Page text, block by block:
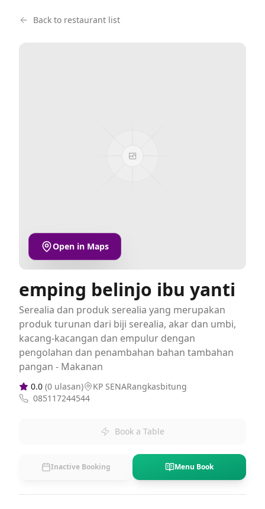
Back to restaurant list
Open in Maps
emping belinjo ibu yanti
Serealia dan produk serealia yang merupakan
produk turunan dari biji serealia, akar dan umbi,
kacang-kacangan dan empulur dengan
pengolahan dan penambahan bahan tambahan
pangan - Makanan
0.0 (0 ulasan)
KP SENARangkasbitung
085117244544
Book a Table
Inactive Booking Menu Book